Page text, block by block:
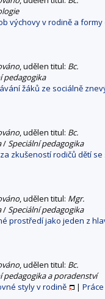
výchovy v rodině a
, udělen titul: Bc.
pedagogika
žáků ze sociálně
, udělen titul: Bc.
/Speciální pedagogika
zkušeností rodičů dětí
, udělen titul: Mgr.
/Speciální pedagogika
prostředí jako jeden z
, udělen titul: Bc.
pedagogika a poradenství
styly v rodině |